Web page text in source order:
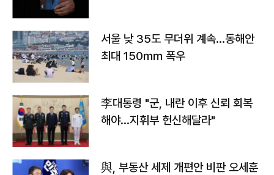
서울 낮 35도 무더위 계속…동해안
최대 150㎜ 폭우
李대통령 "군, 내란 이후 신뢰 회복
해야…지휘부 헌신해달라"
與, 부동산 세제 개편안 비판 오세훈